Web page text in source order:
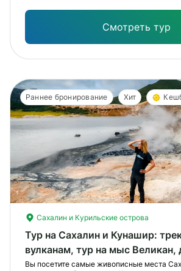
Смотреть тур
Раннее бронирование Хит
Сахалин и Курильские острова
Тур на Сахалин и Кунашир:
вулканам, тур на мыс Великан,
дальневосточных деликатесов
Вы посетите самые живописные места